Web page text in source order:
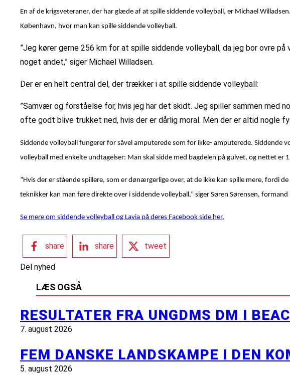
En af de krigsveteraner, der har glæde af at spille siddende volleyball, er Michael
København, hvor man kan spille siddende volleyball.
”Jeg kører gerne 256 km for at spille siddende volleyball, da jeg bor ovre
noget andet,” siger Michael Willadsen.
Der er en helt central del, der trækker i at spille siddende volleyball:
”Samvær og forståelse for, hvis jeg har det skidt. Jeg spiller sammen med
ofte godt blive trukket ned, hvis der er dårlig moral. Men der er altid nogle
Siddende volleyball fungerer for såvel amputerede som for ikke- amputerede. Siddende
volleyball med enkelte undtagelser: Man skal sidde med bagdelen på gulvet, og nettet er
”Hvis der er stående spillere, som er dønærgerlige over, at de ikke kan spille mere, fordi
teknikker kan man føre direkte over i siddende volleyball,” siger Søren Sørensen, formand
Se mere om siddende volleyball og Lavia på deres Facebook side her.
share share tweet
Del nyhed
LÆS OGSÅ
RESULTATER FRA UNGDMS DM I
7. august 2026
FEM DANSKE LANDSKAMPE I DEN
5. august 2026